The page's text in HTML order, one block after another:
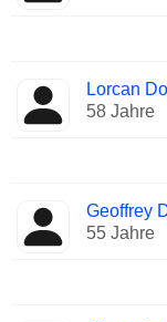
Lorcan
58 Jahre
Geoffrey
55 Jahre